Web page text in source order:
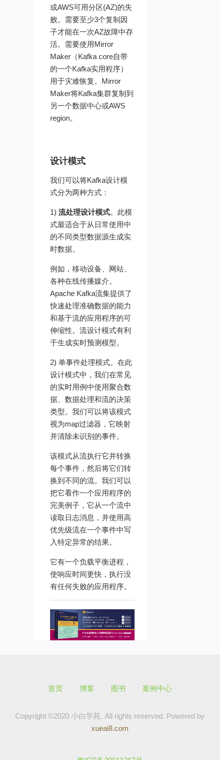
或AWS可用分区(AZ)的失
败。需要至少3个复制因
子才能在一次AZ故障中存
活。需要使用Mirror
Maker（Kafka core自带
的一个Kafka实用程序）
用于灾难恢复。Mirror
Maker将Kafka集群复制到
另一个数据中心或AWS
region。
设计模式
我们可以将Kafka设计模
式分为两种方式：
1)流处理设计模式。此模
式最适合于从日常使用中
的不同类型数据源生成实
时数据。
例如，移动设备、网站、
各种在线传播媒介。
Apache Kafka流集提供了
快速处理准确数据的能力
和基于流的应用程序的可
伸缩性。流设计模式有利
于生成实时预测模型。
2) 单事件处理模式。在此
设计模式中，我们在常见
的实时用例中使用聚合数
据、数据处理和流的决策
类型。我们可以将该模式
视为map过滤器，它映射
并清除未识别的事件。
该模式从流执行它并转换
每个事件，然后将它们转
换到不同的流。我们可以
把它看作一个应用程序的
完美例子，它从一个流中
读取日志消息，并使用高
优先级流在一个事件中写
入特定异常的结果。
它有一个负载平衡进程，
使响应时间更快，执行没
有任何失败的应用程序。
首页 博客 图书 案例中心
Copyright ©2020 小白学苑. All rights reserved. Powered by
xueai8.com